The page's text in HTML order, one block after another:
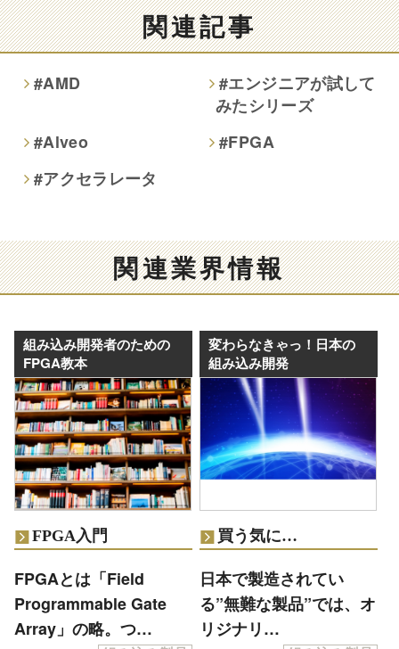
関連記事
#AMD
#エンジニアが試して
みたシリーズ
#Alveo
#FPGA
#アクセラレータ
関連業界情報
組み込み開発者のための
FPGA教本
FPGA入門
FPGAとは「Field
Programmable Gate
Array」の略。つ…
変わらなきゃっ！日本の
組み込み開発
買う気に…
日本で製造されてい
る”無難な製品”では、オ
リジナリ…